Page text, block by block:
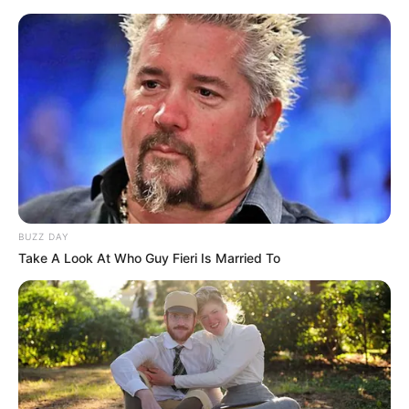
Bezlitosna zemsta i walka o
przetrwanie. Ten thriller z Melem
Gibsonem podbija HBO Max
Mateusz Zaczyk 8 stycznia 2026 Aktualności
BUZZ DAY
Take A Look At Who Guy Fieri Is Married To